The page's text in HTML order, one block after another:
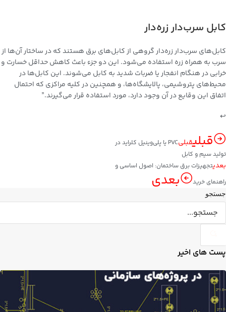
کابل سرب‌دار زره‌دار
کابل‌های سرب‌دار زره‌دار گروهی از کابل‌های برق هستند که در ساختار آن‌ها از
سرب به همراه زره استفاده می‌شود. این دو جزء باعث کاهش حداقل خسارت و
خرابی در هنگام انفجار یا ضربات شدید به کابل می‌شوند. این کابل‌ها در
محیط‌های پتروشیمی، پالایشگاه‌ها، و همچنین در کلیه مراکزی که احتمال
اتفاق این وقایع در آن وجود دارد، مورد استفاده قرار می‌گیرند.”
↩︎
قبلیقبلی
PVC یا پلی‌وینیل کلراید در
تولید سیم و کابل
بعدیتجهیزات برق ساختمان: اصول اساسی و
راهنمای خرید
بعدی
جستجو
پست های اخیر